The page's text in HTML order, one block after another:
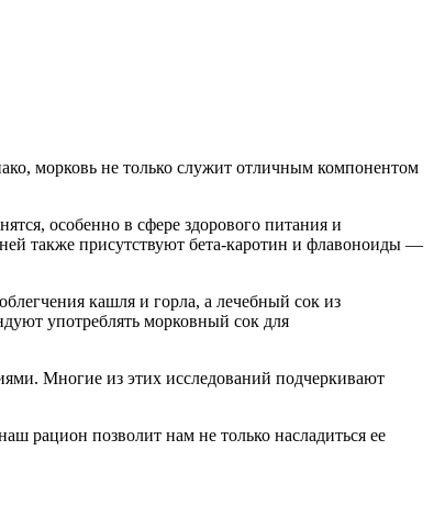
морковь не только служит отличным компонентом
особенно в сфере здорового питания и
также присутствуют бета-каротин и флавоноиды —
кашля и горла, а лечебный сок из
употреблять морковный сок для
Многие из этих исследований подчеркивают
рацион позволит нам не только насладиться ее